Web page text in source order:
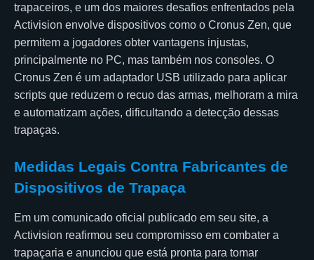
trapaceiros, e um dos maiores desafios enfrentados pela
Activision envolve dispositivos como o Cronus Zen, que
permitem a jogadores obter vantagens injustas,
principalmente no PC, mas também nos consoles. O
Cronus Zen é um adaptador USB utilizado para aplicar
scripts que reduzem o recuo das armas, melhoram a mira
e automatizam ações, dificultando a detecção dessas
trapaças.
Medidas Legais Contra Fabricantes de
Dispositivos de Trapaça
Em um comunicado oficial publicado em seu site, a
Activision reafirmou seu compromisso em combater a
trapaçaria e anunciou que está pronta para tomar